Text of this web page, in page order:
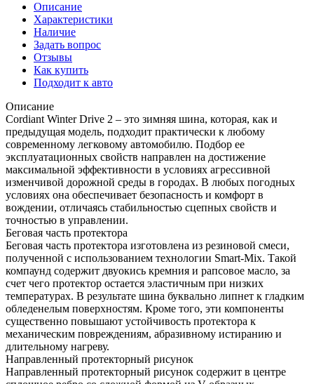
Описание
Характеристики
Наличие
Задать вопрос
Отзывы
Как купить
Подходит к авто
Описание
Cordiant Winter Drive 2 – это зимняя шина, которая, как и
предыдущая модель, подходит практически к любому
современному легковому автомобилю. Подбор ее
эксплуатационных свойств направлен на достижение
максимальной эффективности в условиях агрессивной
изменчивой дорожной среды в городах. В любых погодных
условиях она обеспечивает безопасность и комфорт в
вождении, отличаясь стабильностью сцепных свойств и
точностью в управлении.
Беговая часть протектора
Беговая часть протектора изготовлена из резиновой смеси,
полученной с использованием технологии Smart-Mix. Такой
компаунд содержит двуокись кремния и рапсовое масло, за
счет чего протектор остается эластичным при низких
температурах. В результате шина буквально липнет к гладким
обледенелым поверхностям. Кроме того, эти компоненты
существенно повышают устойчивость протектора к
механическим повреждениям, абразивному истиранию и
длительному нагреву.
Направленный протекторный рисунок
Направленный протекторный рисунок содержит в центре